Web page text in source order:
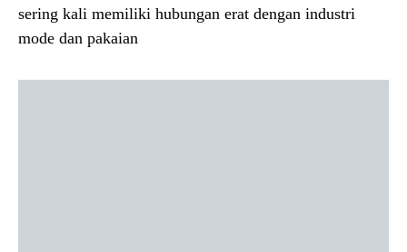
sering kali memiliki hubungan erat dengan industri
mode dan pakaian